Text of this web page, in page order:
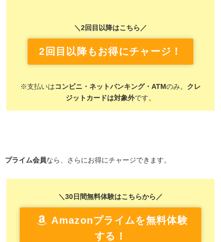
＼2回目以降はこちら／
2回目以降もお得にチャージ！
※支払いは コンビニ・ネットバンキング・ATMのみ。 クレ
ジットカードは対象外です。
プライム会員なら、さらにお得にチャージできます。
＼30日間無料体験はこちらから／
Amazonプライムを無料体験
する！